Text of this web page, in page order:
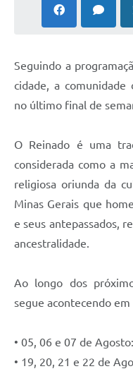
Seguindo a
cidade, a comunidade
no último final de
O Reinado é uma
considerada como a
religiosa oriunda da
Minas Gerais que
e seus antepassados,
ancestralidade.
Ao longo dos
segue acontecendo
• 05, 06 e 07 de
• 19, 20, 21 e 22 de